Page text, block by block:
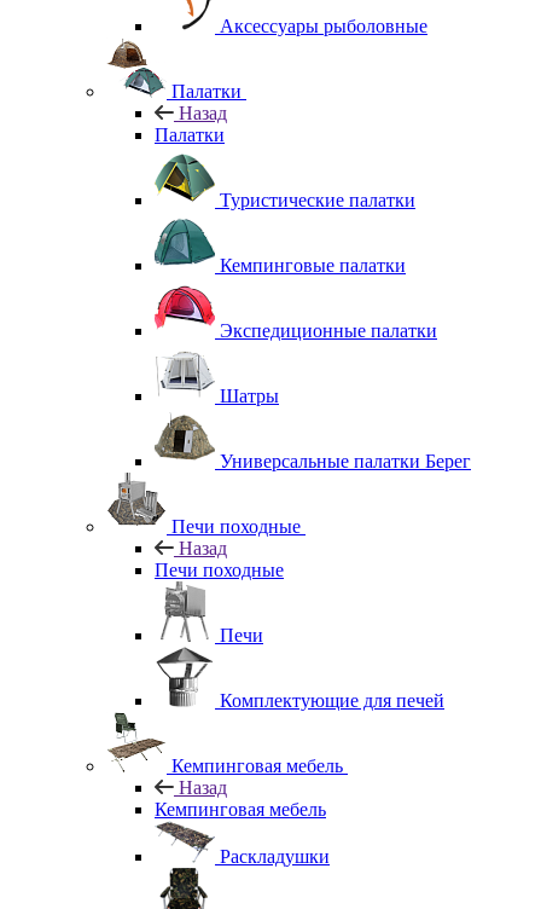
Аксессуары рыболовные
Палатки
Назад
Палатки
Туристические палатки
Кемпинговые палатки
Экспедиционные палатки
Шатры
Универсальные палатки Берег
Печи походные
Назад
Печи походные
Печи
Комплектующие для печей
Кемпинговая мебель
Назад
Кемпинговая мебель
Раскладушки